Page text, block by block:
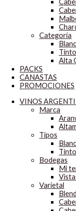
Categoría
Tinto
Alta
PACKS
CANASTAS
PROMOCIONES
VINOS
Marca
Tipos
Tinto
Bodegas
Mi
Varietal